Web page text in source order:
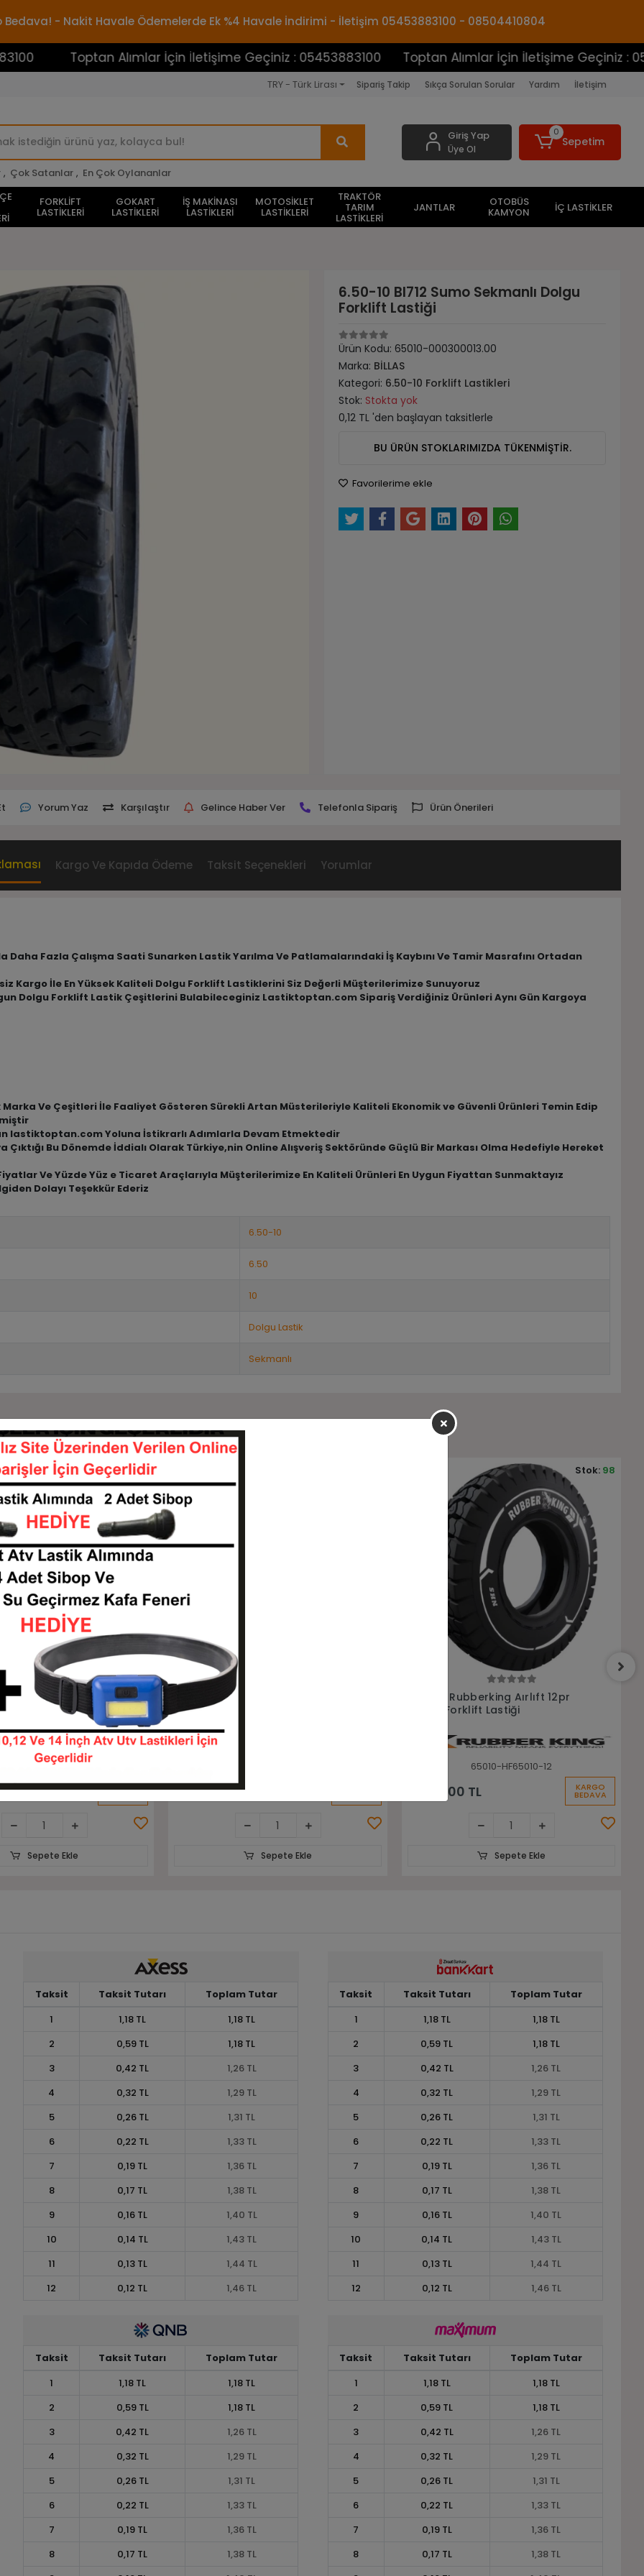
Bedava! - Nakit Havale Ödemelerde Ek %4 Havale İndirimi - İletişim 05453883100 - 08504410804
Toptan Alımlar İçin İletişime Geçiniz : 05453883100 Toptan Alımlar İçin İletişime Geçiniz :
TRY - Türk Lirası Sipariş Takip Sıkça Sorulan Sorular Yardım İletişim
, Çok Satanlar , En Çok Oylananlar
Giriş Yap
Üye Ol
0
Sepetim
FORKLİFT
LASTİKLERİ
GOKART
LASTİKLERİ
İŞ MAKİNASI
LASTİKLERİ
MOTOSİKLET
LASTİKLERİ
TRAKTÖR
TARIM
LASTİKLERİ
JANTLAR OTOBÜS
KAMYON İÇ LASTİKLER
6.50-10 Bl712 Sumo Sekmanlı Dolgu
Forklift Lastiği
Ürün Kodu:65010-000300013.00
Marka: BİLLAS
Kategori: 6.50-10 Forklift Lastikleri
Stok: Stokta yok
0,12 TL 'den başlayan taksitlerle
BU ÜRÜN STOKLARIMIZDA TÜKENMİŞTİR.
Favorilerime ekle
Yorum Yaz Karşılaştır Gelince Haber Ver Telefonla Sipariş Ürün Önerileri
Kargo Ve Kapıda Ödeme Taksit Seçenekleri Yorumlar
Fazla Çalışma Saati Sunarken Lastik Yarılma Ve Patlamalarındaki İş Kaybını Ve Tamir Masrafını Ortadan
Kargo İle En Yüksek Kaliteli Dolgu Forklift Lastiklerini Siz Değerli Müşterilerimize Sunuyoruz
Dolgu Forklift Lastik Çeşitlerini Bulabileceginiz Lastiktoptan.com Sipariş Verdiğiniz Ürünleri Aynı Gün Kargoya
Ve Çeşitleri İle Faaliyet Gösteren Sürekli Artan Müsterileriyle Kaliteli Ekonomik ve Güvenli Ürünleri Temin Edip
lastiktoptan.com Yoluna İstikrarlı Adımlarla Devam Etmektedir
Bu Dönemde İddialı Olarak Türkiye,nin Online Alışveriş Sektöründe Güçlü Bir Markası Olma Hedefiyle Hereket
Ve Yüzde Yüz e Ticaret Araçlarıyla Müşterilerimize En Kaliteli Ürünleri En Uygun Fiyattan Sunmaktayız
Dolayı Teşekkür Ederiz
6.50-10
6.50
10
Dolgu Lastik
Sekmanlı
Benzer Ürünler
Sepete Ekle
İz Bırakmayan
Forklift Lastiği
65010-ATO001856
KARGO
Stok:20
Sepete Ekle
6.50-10 Rubberking Aırlıft 12pr
Havalı Forklift Lastiği
4.896,00 TL
Sepete Ekle
6.50-10 Warrior Siyah Sekmansız
Dolgu Forklift Lastiği
65010-WARRİOR
8.750,00 TL KARGO
BEDAVA
Stok:6
Sepete Ekle
Taksit Taksit Tutarı
Toplam Tutar
1
1,18 TL
1,18 TL
2
0,59 TL
1,18 TL
3
0,42 TL
1,26 TL
4
0,32 TL
1,29 TL
5
0,26 TL
1,31 TL
6
0,22 TL
1,33 TL
7
0,19 TL
1,36 TL
8
0,17 TL
1,38 TL
9
0,16 TL
1,40 TL
10
0,14 TL
1,43 TL
11
0,13 TL
1,44 TL
12
0,12 TL 1,46 TL
Taksit Taksit Tutarı
Toplam Tutar
1
1,18 TL
1,18 TL
2
0,59 TL
1,18 TL
3
0,42 TL
1,26 TL
4
0,32 TL
1,29 TL
5
0,26 TL
1,31 TL
6
0,22 TL
1,33 TL
7
0,19 TL
1,36 TL
8
0,17 TL
1,38 TL
9
0,16 TL
1,40 TL
10
0,14 TL
1,43 TL
11
0,13 TL
1,44 TL
12
0,12 TL 1,46 TL
Taksit Taksit Tutarı
Toplam Tutar
1
1,18 TL
1,18 TL
2
0,59 TL
1,18 TL
3
0,42 TL
1,26 TL
4
0,32 TL
1,29 TL
5
0,26 TL
1,31 TL
6
0,22 TL
1,33 TL
7
0,19 TL
1,36 TL
8
0,17 TL
1,38 TL
Taksit Taksit Tutarı
Toplam Tutar
1
1,18 TL
1,18 TL
2
0,59 TL
1,18 TL
3
0,42 TL
1,26 TL
4
0,32 TL
1,29 TL
5
0,26 TL
1,31 TL
6
0,22 TL
1,33 TL
7
0,19 TL
1,36 TL
8
0,17 TL
1,38 TL